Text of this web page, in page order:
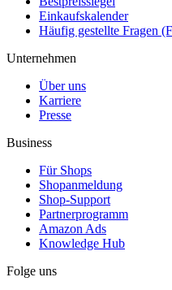
Einkaufskalender
Häufig gestellte Fragen
Unternehmen
Über uns
Karriere
Presse
Business
Für Shops
Shopanmeldung
Shop-Support
Partnerprogramm
Amazon Ads
Knowledge Hub
Folge uns